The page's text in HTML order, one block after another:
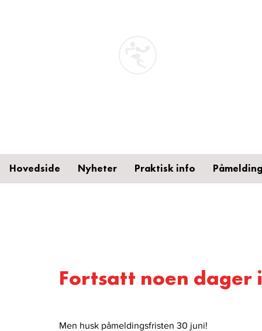
Hovedside Nyheter Praktisk info
Fortsatt noen dager
Men husk påmeldingsfristen 30 juni!